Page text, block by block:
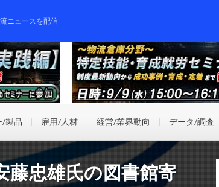
ニュースを配信
/製品 雇用/人材 経営/業界動向 データ/調査
藤忠雄氏の図書館寄